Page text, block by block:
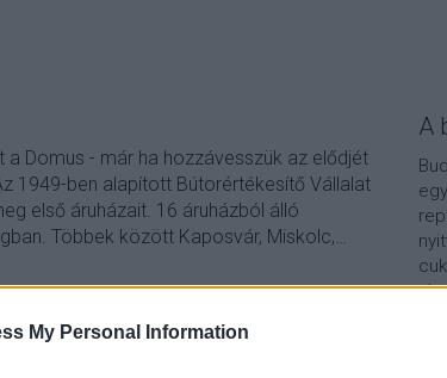
My Personal Information
a Domus - már ha hozzávesszük az elődjét
1949-ben alapított Bútorértékesítő Vállalat
első áruházait. 16 áruházból álló
Többek között Kaposvár, Miskolc,…
A